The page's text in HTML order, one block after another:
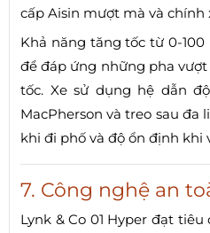
cấp Aisin mượt mà và chính
Khả năng tăng tốc từ 0-
để đáp ứng những pha
tốc. Xe sử dụng hệ dẫn
MacPherson và treo sau đa
khi đi phố và độ ổn định khi
7. Công nghệ an
Lynk & Co 01 Hyper đạt